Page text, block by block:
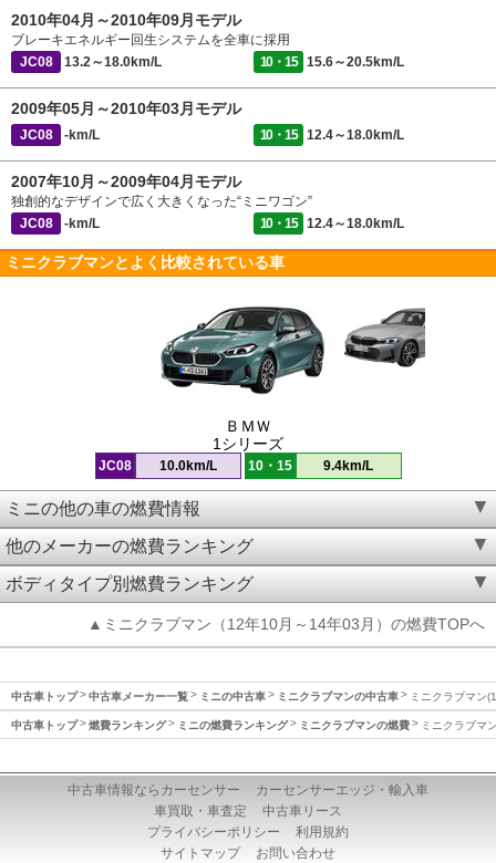
2010年04月～2010年09月モデル
ブレーキエネルギー回生システムを全車に採用
JC08
13.2～18.0km/L 10・15 15.6～20.5km/L
2009年05月～2010年03月モデル
JC08 -km/L 10・15 12.4～18.0km/L
2007年10月～2009年04月モデル
独創的なデザインで広く大きくなった“ミニワゴン”
JC08
-km/L 10・15 12.4～18.0km/L
ミニクラブマンとよく比較されている車
ＢＭＷ
1シリーズ
JC08 10.0km/L 10・15 9.4km/L
ミニの他の車の燃費情報
他のメーカーの燃費ランキング
ボディタイプ別燃費ランキング
▲ミニクラブマン（12年10月～14年03月）の燃費TOPへ
中古車トップ 中古車メーカー一覧 ミニの中古車 ミニクラブマンの中古車 ミニクラブマン
中古車トップ 燃費ランキング ミニの燃費ランキング ミニクラブマンの燃費 ミニクラブマ
中古車情報ならカーセンサー
カーセンサーエッジ・輸入車
車買取・車査定
中古車リース
プライバシーポリシー
利用規約
サイトマップ
お問い合わせ